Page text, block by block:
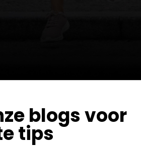
blogs voor
tips